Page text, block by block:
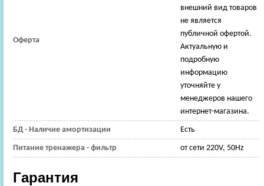
Оферта
внешний вид товаров
не является
публичной офертой.
Актуальную и
подробную
информацию
уточняйте у
менеджеров нашего
интернет-магазина.
БД - Наличие амортизации Есть
Питание тренажера - фильтр от сети 220V, 50Hz
Гарантия